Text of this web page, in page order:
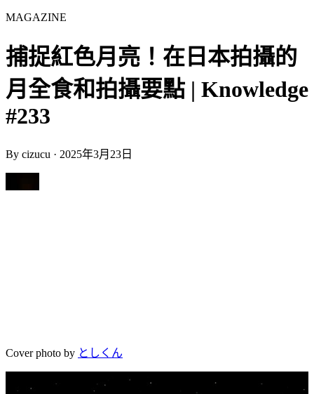
MAGAZINE
捕捉紅色月亮！在日本拍攝的
月全食和拍攝要點 | Knowledge
#233
By cizucu · 2025年3月23日
Cover photo by としくん